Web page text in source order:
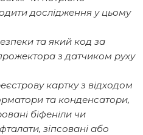
дослідження у цьому
та який код за
з датчиком руху
картку з відходом
та конденсатори,
біфеніли чи
зіпсовані або